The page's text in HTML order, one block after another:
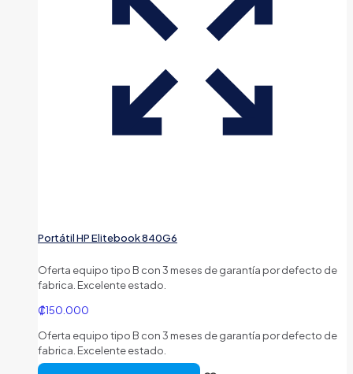
Portátil HP Elitebook 840G6
Oferta equipo tipo B con 3 meses de garantía por defecto de
fabrica. Excelente estado.
₡150.000
Oferta equipo tipo B con 3 meses de garantía por defecto de
fabrica. Excelente estado.